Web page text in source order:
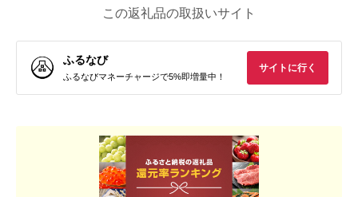
この返礼品の取扱いサイト
ふるなび
ふるなびマネーチャージで5%即増量中！
サイトに行く